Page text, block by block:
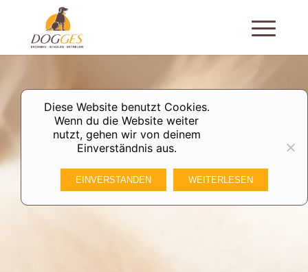
Diese Website benutzt Cookies.
Wenn du die Website weiter
nutzt, gehen wir von deinem
Einverständnis aus.
EINVERSTANDEN WEITERLESEN